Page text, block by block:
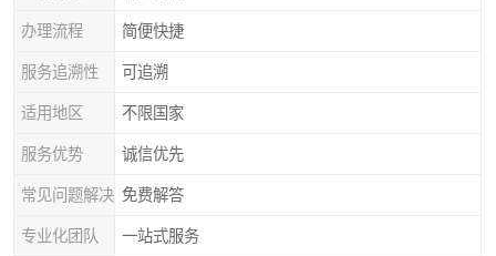
办理流程 简便快捷
服务追溯性 可追溯
适用地区 不限国家
服务优势 诚信优先
常见问题解决 免费解答
专业化团队 一站式服务